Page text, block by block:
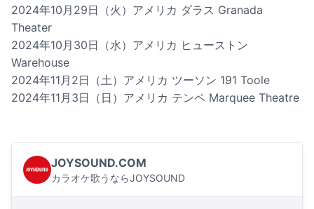
2024年10月29日（火）アメリカ ダラス Granada
Theater
2024年10月30日（水）アメリカ ヒューストン
Warehouse
2024年11月2日（土）アメリカ ツーソン 191 Toole
2024年11月3日（日）アメリカ テンペ Marquee Theatre
JOYSOUND.COM
カラオケ歌うならJOYSOUND